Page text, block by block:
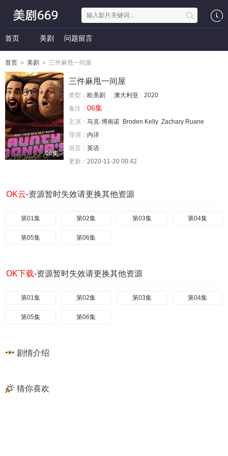
首页 美剧 问题留言
首页 » 美剧 » 三件麻甩一间屋
06集
三件麻甩一间屋
类型： 欧美剧 澳大利亚
2020
备注： 06集
主演： 马克·博南诺 Broden Kelly Zachary Ruane
导演： 内详
语言： 英语
更新： 2020-11-20 00:42
OK云-资源暂时失效请更换其他资源
第01集 第02集 第03集 第04集
第05集 第06集
OK下载-资源暂时失效请更换其他资源
第01集 第02集 第03集 第04集
第05集 第06集
剧情介绍
猜你喜欢